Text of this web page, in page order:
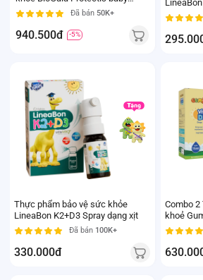
drops with vitamin D3
Đã bán 50K+
940.500đ -5%
Thực phẩm bảo vệ sức khỏe
LineaBon K2+D3 Spray dạng xịt
Đã bán 100K+
330.000đ
Combo
khoẻ
Drops